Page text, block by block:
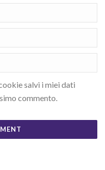
salvi i miei dati
commento.